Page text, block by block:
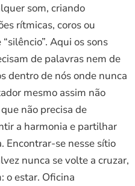
som, criando
rítmicas, coros ou
Aqui os sons
de palavras nem de
dentro de nós onde nunca
mesmo assim não
não precisa de
a harmonia e partilhar
Encontrar-se nesse sítio
nunca se volte a cruzar,
o estar. Oficina